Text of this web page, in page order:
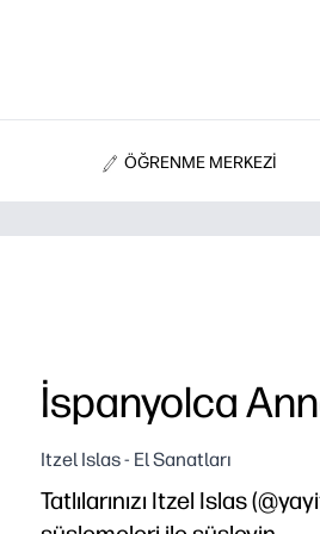
ÖĞRENME MERKEZİ
İspanyolca
Itzel Islas - El Sanatları
Tatlılarınızı Itzel Islas